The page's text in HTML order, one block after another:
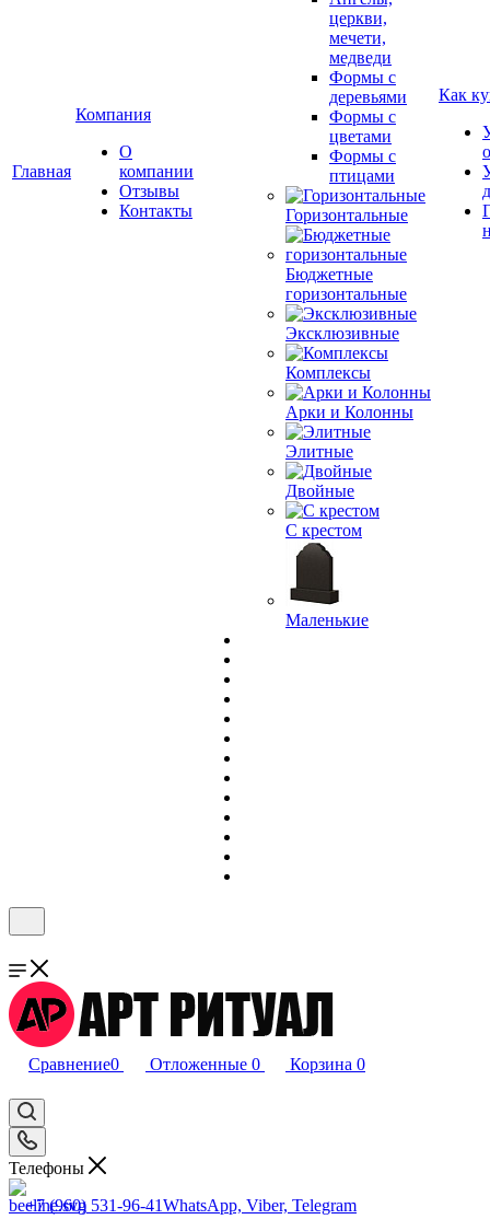
Главная
Компания
О
компании
Отзывы
Контакты
церкви,
мечети,
медведи
Формы с
деревьями
Формы с
цветами
Формы с
птицами
Горизонтальные
Бюджетные
горизонтальные
Эксклюзивные
Комплексы
Арки и Колонны
Элитные
Двойные
С крестом
Маленькие
Как
Сравнение0 Отложенные 0 Корзина 0
Телефоны
+7 (960) 531-96-41WhatsApp, Viber, Telegram